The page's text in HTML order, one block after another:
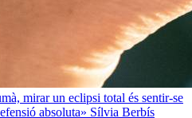
mirar un eclipsi total és sentir-se
absoluta» Sílvia Berbís